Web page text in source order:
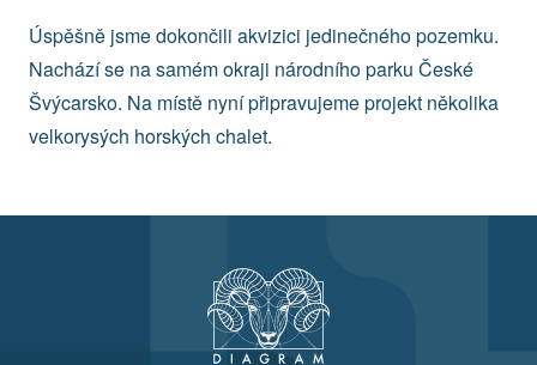
Úspěšně jsme dokončili akvizici jedinečného pozemku.
Nachází se na samém okraji národního parku České
Švýcarsko. Na místě nyní připravujeme projekt několika
velkorysých horských chalet.